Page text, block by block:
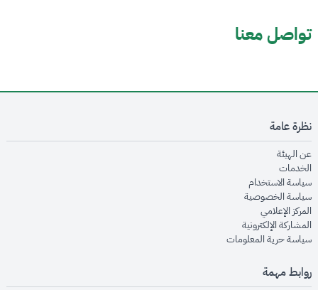
تواصل معنا
نظرة عامة
عن الهيئةopens in new window
الخدماتopens in new window
سياسة الاستخدام
سياسة الخصوصيةopens in new window
المركز الإعلاميopens in new window
المشاركة الإلكترونيةopens in new window
سياسة حرية المعلوماتopens in new window
روابط مهمة